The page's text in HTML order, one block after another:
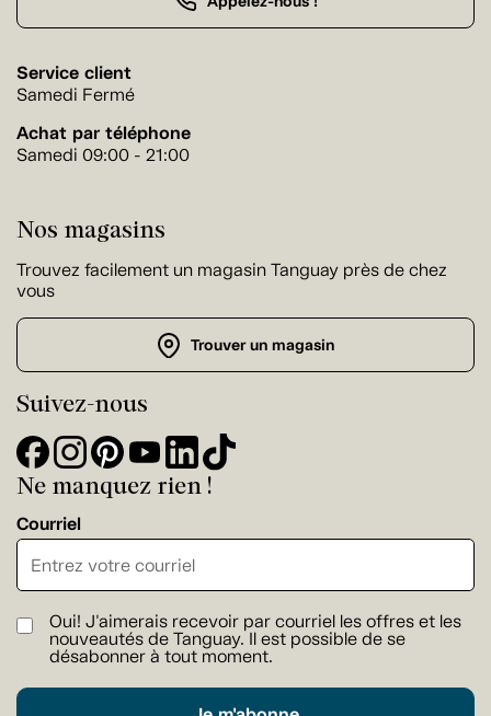
Service client
Samedi Fermé
Achat par téléphone
Samedi 09:00 - 21:00
Nos magasins
Trouvez facilement un magasin Tanguay près de chez
vous
Trouver un magasin
Suivez-nous
Ne manquez rien !
Courriel
Oui! J'aimerais recevoir par courriel les offres et les
nouveautés de Tanguay. Il est possible de se
désabonner à tout moment.